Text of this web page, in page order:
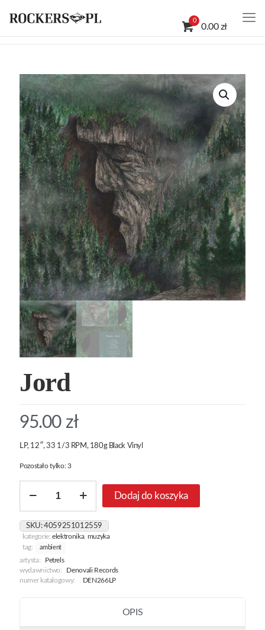
0
0.00 zł
Jord
95.00 zł
LP, 12″, 33 1/3 RPM, 180g Black Vinyl
Pozostało tylko: 3
Jord
Dodaj do koszyka
SKU:4059251012559
kategorie:elektronika, muzyka
tag:
ambient
artysta:
Petrels
wydawnictwo:
Denovali Records
numer katalogowy:
DEN266LP
OPIS